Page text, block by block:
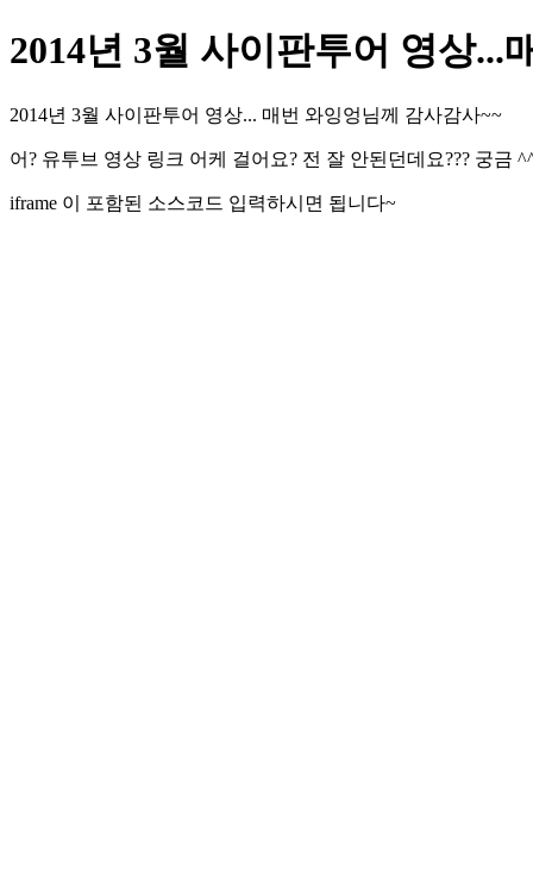
2014년 3월 사이판투어 영상...
2014년 3월 사이판투어 영상... 매번 와잉엉님께 감사감사~~
어? 유투브 영상 링크 어케 걸어요? 전 잘 안된던데요??? 궁금
iframe 이 포함된 소스코드 입력하시면 됩니다~